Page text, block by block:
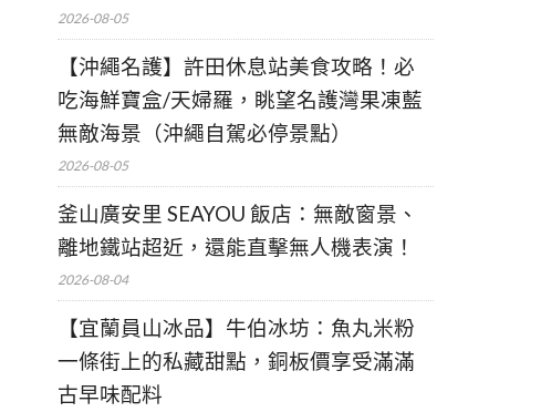
2026-08-05
【沖繩名護】許田休息站美食攻略！必
吃海鮮寶盒/天婦羅，眺望名護灣果凍藍
無敵海景（沖繩自駕必停景點）
2026-08-05
釜山廣安里 SEAYOU 飯店：無敵窗景、
離地鐵站超近，還能直擊無人機表演！
2026-08-04
【宜蘭員山冰品】牛伯冰坊：魚丸米粉
一條街上的私藏甜點，銅板價享受滿滿
古早味配料